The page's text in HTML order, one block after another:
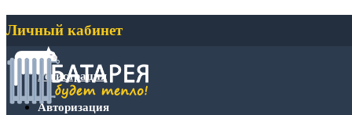
Личный кабинет
Регистрация
Авторизация